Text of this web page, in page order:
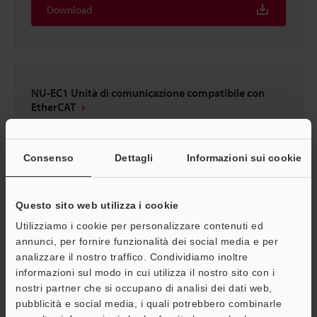
Consenso Dettagli Informazioni sui cookie
Questo sito web utilizza i cookie
Utilizziamo i cookie per personalizzare contenuti ed
annunci, per fornire funzionalità dei social media e per
analizzare il nostro traffico. Condividiamo inoltre
informazioni sul modo in cui utilizza il nostro sito con i
nostri partner che si occupano di analisi dei dati web,
pubblicità e social media, i quali potrebbero combinarle
Download
NU-EC1 Unità di comunicazione compatibile con
EtherCAT
NU-PN1 Unità di comunicazione compatibile con
PROFINET
3D-CATIA 998.1KB